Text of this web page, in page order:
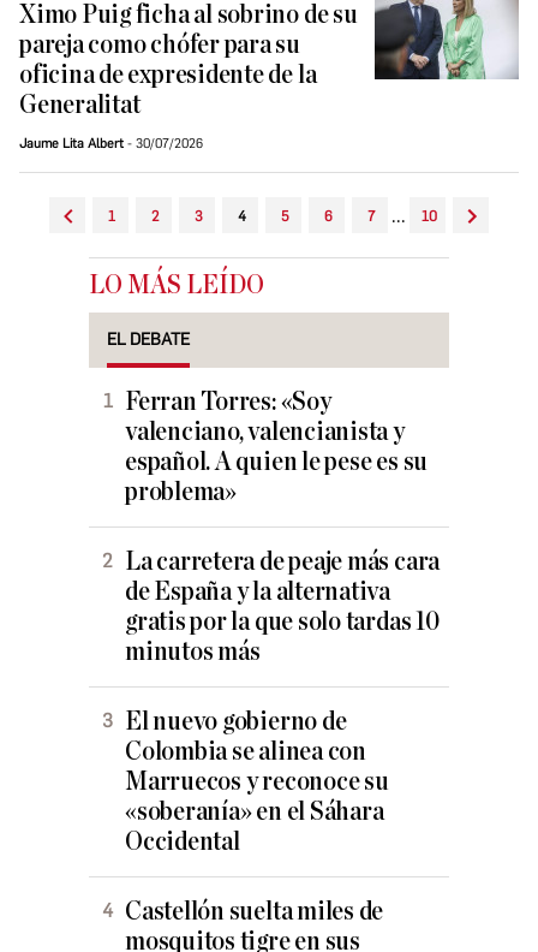
Ximo Puig ficha al sobrino de su
pareja como chófer para su
oficina de expresidente de la
Generalitat
Jaume Lita Albert 30/07/2026
1 2 3 4 5 6 7 ... 10
LO MÁS LEÍDO
EL DEBATE
Ferran Torres: «Soy
valenciano, valencianista y
español. A quien le pese es su
problema»
La carretera de peaje más cara
de España y la alternativa
gratis por la que solo tardas 10
minutos más
El nuevo gobierno de
Colombia se alinea con
Marruecos y reconoce su
«soberanía» en el Sáhara
Occidental
Castellón suelta miles de
mosquitos tigre en sus